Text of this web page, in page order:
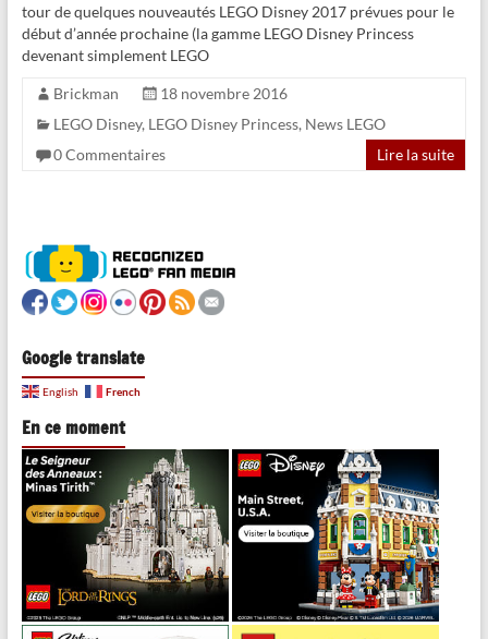
tour de quelques nouveautés LEGO Disney 2017 prévues pour le
début d’année prochaine (la gamme LEGO Disney Princess
devenant simplement LEGO
Brickman
18 novembre 2016
LEGO Disney, LEGO Disney Princess, News LEGO
0 Commentaires
Lire la suite
Google translate
English French
En ce moment